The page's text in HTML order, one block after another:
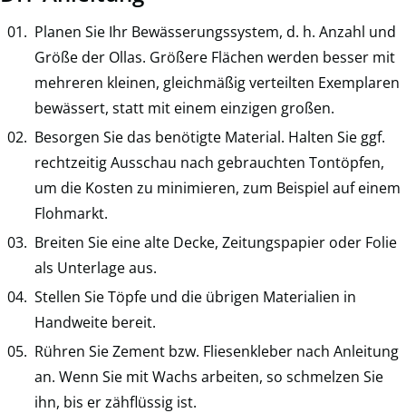
Planen Sie Ihr Bewässerungssystem, d. h. Anzahl und
Größe der Ollas. Größere Flächen werden besser mit
mehreren kleinen, gleichmäßig verteilten Exemplaren
bewässert, statt mit einem einzigen großen.
Besorgen Sie das benötigte Material. Halten Sie ggf.
rechtzeitig Ausschau nach gebrauchten Tontöpfen,
um die Kosten zu minimieren, zum Beispiel auf einem
Flohmarkt.
Breiten Sie eine alte Decke, Zeitungspapier oder Folie
als Unterlage aus.
Stellen Sie Töpfe und die übrigen Materialien in
Handweite bereit.
Rühren Sie Zement bzw. Fliesenkleber nach Anleitung
an. Wenn Sie mit Wachs arbeiten, so schmelzen Sie
ihn, bis er zähflüssig ist.